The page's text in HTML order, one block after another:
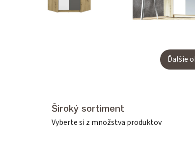
Ďalšie
Široký sortiment
Vyberte si z množstva produktov